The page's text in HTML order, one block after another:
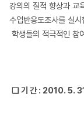
강의의 질적 향상과 교
수업반응도조사를 실시
학생들의 적극적인 참
❏ 기 간 : 2010. 5.